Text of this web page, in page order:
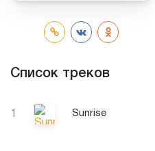
Список треков
1 Sunrise